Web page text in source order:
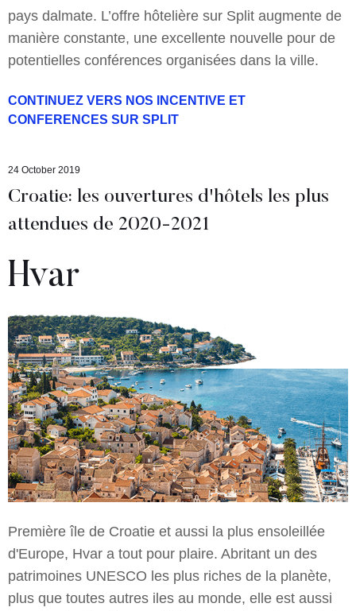
pays dalmate. L’offre hôtelière sur Split augmente de
manière constante, une excellente nouvelle pour de
potentielles conférences organisées dans la ville.
CONTINUEZ VERS NOS INCENTIVE ET
CONFERENCES SUR SPLIT
24 October 2019
Croatie: les ouvertures d'hôtels les plus
attendues de 2020-2021
Hvar
Première île de Croatie et aussi la plus ensoleillée
d'Europe, Hvar a tout pour plaire. Abritant un des
patrimoines UNESCO les plus riches de la planète,
plus que toutes autres iles au monde, elle est aussi